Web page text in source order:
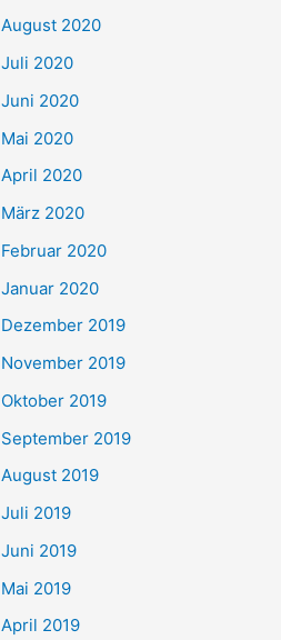
August 2020
Juli 2020
Juni 2020
Mai 2020
April 2020
März 2020
Februar 2020
Januar 2020
Dezember 2019
November 2019
Oktober 2019
September 2019
August 2019
Juli 2019
Juni 2019
Mai 2019
April 2019